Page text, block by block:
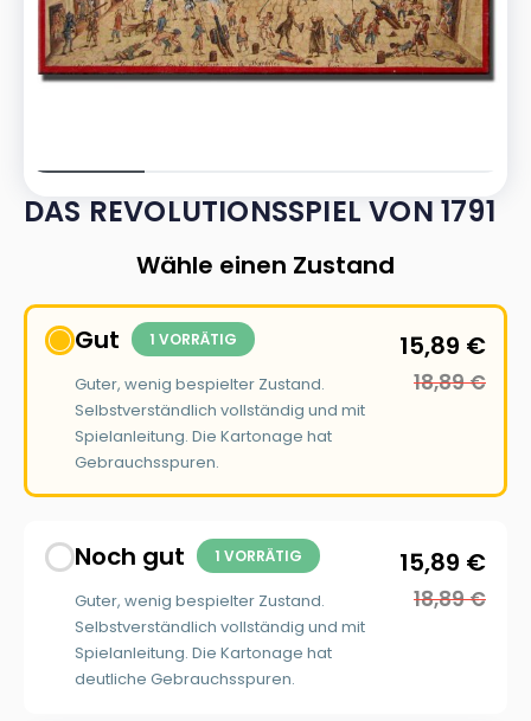
DAS REVOLUTIONSSPIEL VON 1791
Wähle einen Zustand
Gut 1 VORRÄTIG
Guter, wenig bespielter Zustand.
Selbstverständlich vollständig und mit
Spielanleitung. Die Kartonage hat
Gebrauchsspuren.
15,89 €
18,89€
Noch gut 1 VORRÄTIG
Guter, wenig bespielter Zustand.
Selbstverständlich vollständig und mit
Spielanleitung. Die Kartonage hat
deutliche Gebrauchsspuren.
15,89 €
18,89€